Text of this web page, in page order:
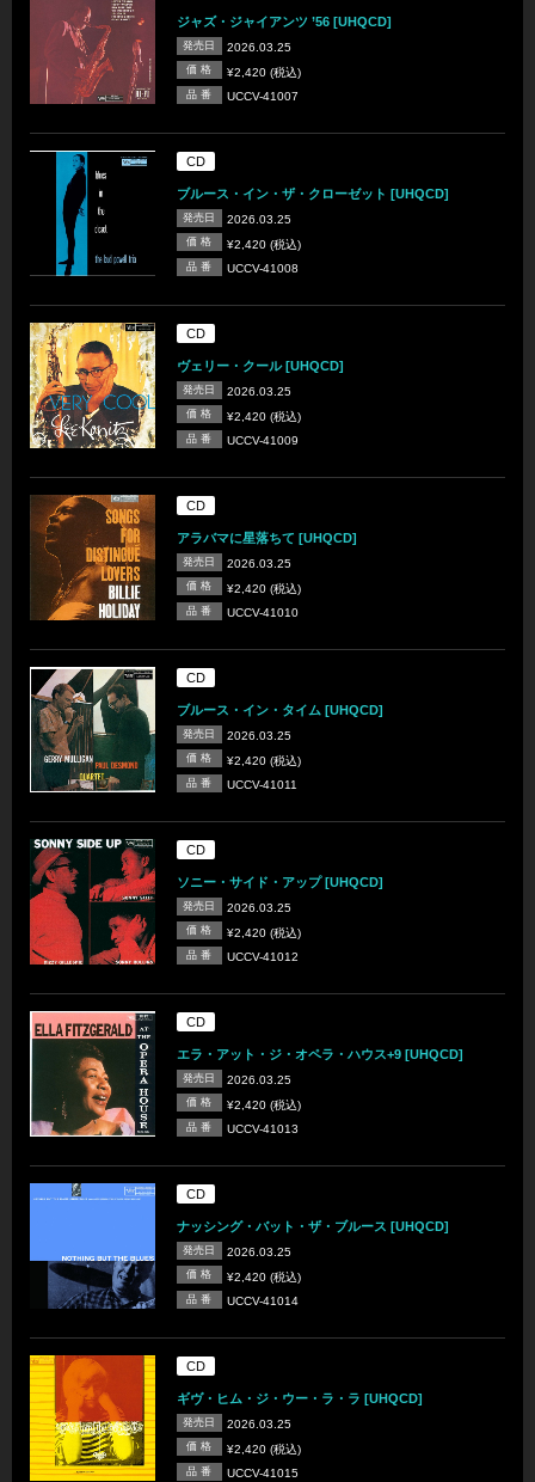
ジャズ・ジャイアンツ ’56 [UHQCD]
発売日 2026.03.25
価 格 ¥2,420 (税込)
品 番 UCCV-41007
CD
ブルース・イン・ザ・クローゼット [UHQCD]
発売日 2026.03.25
価 格 ¥2,420 (税込)
品 番 UCCV-41008
CD
ヴェリー・クール [UHQCD]
発売日 2026.03.25
価 格 ¥2,420 (税込)
品 番 UCCV-41009
CD
アラバマに星落ちて [UHQCD]
発売日 2026.03.25
価 格 ¥2,420 (税込)
品 番 UCCV-41010
CD
ブルース・イン・タイム [UHQCD]
発売日 2026.03.25
価 格 ¥2,420 (税込)
品 番 UCCV-41011
CD
ソニー・サイド・アップ [UHQCD]
発売日 2026.03.25
価 格 ¥2,420 (税込)
品 番 UCCV-41012
CD
エラ・アット・ジ・オペラ・ハウス+9 [UHQCD]
発売日 2026.03.25
価 格 ¥2,420 (税込)
品 番 UCCV-41013
CD
ナッシング・バット・ザ・ブルース [UHQCD]
発売日 2026.03.25
価 格 ¥2,420 (税込)
品 番 UCCV-41014
CD
ギヴ・ヒム・ジ・ウー・ラ・ラ [UHQCD]
発売日 2026.03.25
価 格 ¥2,420 (税込)
品 番 UCCV-41015